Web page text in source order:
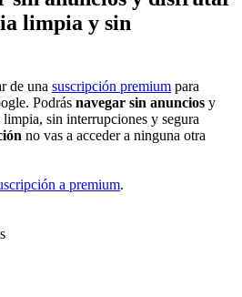
limpia y sin
de una suscripción premium para
Podrás navegar sin anuncios y
sin interrupciones y segura
no vas a acceder a ninguna otra
a premium.